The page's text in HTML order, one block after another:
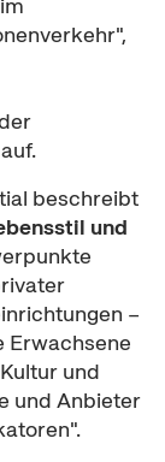
beschreibt
und
–
Erwachsene
und
und Anbieter